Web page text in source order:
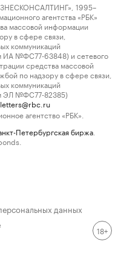
1995–
агентства «РБК»
массовой информации
в сфере связи,
коммуникаций
ИА №ФС77-63848) и сетевого
средства массовой
по надзору в сфере связи,
коммуникаций
ЭЛ №ФС77-82385)
letters@rbc.ru
агентство «РБК».
Петербургская биржа
данных
18+